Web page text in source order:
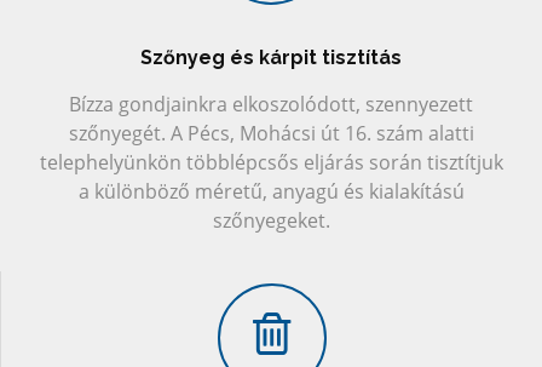
Szőnyeg és kárpit tisztítás
Bízza gondjainkra elkoszolódott, szennyezett
szőnyegét. A Pécs, Mohácsi út 16. szám alatti
telephelyünkön többlépcsős eljárás során tisztítjuk
a különböző méretű, anyagú és kialakítású
szőnyegeket.